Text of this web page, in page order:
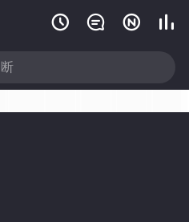
   